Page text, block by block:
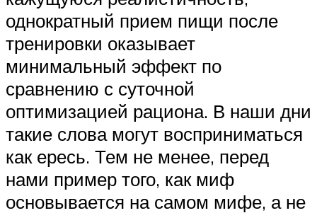
однократный прием пищи после
тренировки оказывает
минимальный эффект по
сравнению с суточной
оптимизацией рациона. В наши дни
такие слова могут восприниматься
как ересь. Тем не менее, перед
нами пример того, как миф
основывается на самом мифе, а не